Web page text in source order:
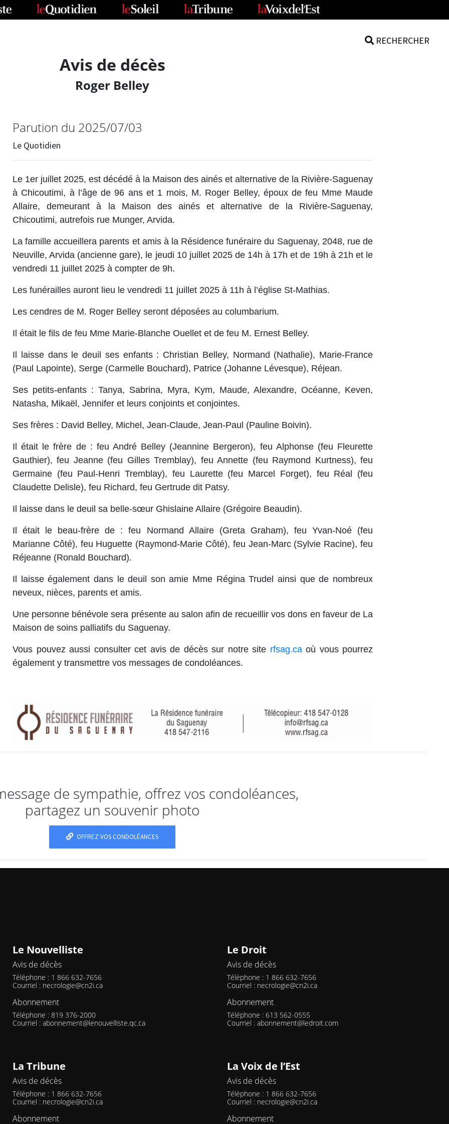
RECHERCHER
Avis de décès
Roger Belley
Parution du 2025/07/03
Le Quotidien
Le 1er juillet 2025, est décédé à la Maison des ainés et alternative de la Rivière-Saguenay
à Chicoutimi, à l’âge de 96 ans et 1 mois, M. Roger Belley, époux de feu Mme Maude
Allaire, demeurant à la Maison des ainés et alternative de la Rivière-Saguenay,
Chicoutimi, autrefois rue Munger, Arvida.
La famille accueillera parents et amis à la Résidence funéraire du Saguenay, 2048, rue de
Neuville, Arvida (ancienne gare), le jeudi 10 juillet 2025 de 14h à 17h et de 19h à 21h et le
vendredi 11 juillet 2025 à compter de 9h.
Les funérailles auront lieu le vendredi 11 juillet 2025 à 11h à l’église St-Mathias.
Les cendres de M. Roger Belley seront déposées au columbarium.
Il était le fils de feu Mme Marie-Blanche Ouellet et de feu M. Ernest Belley.
Il laisse dans le deuil ses enfants : Christian Belley, Normand (Nathalie), Marie-France
(Paul Lapointe), Serge (Carmelle Bouchard), Patrice (Johanne Lévesque), Réjean.
Ses petits-enfants : Tanya, Sabrina, Myra, Kym, Maude, Alexandre, Océanne, Keven,
Natasha, Mikaël, Jennifer et leurs conjoints et conjointes.
Ses frères : David Belley, Michel, Jean-Claude, Jean-Paul (Pauline Boivin).
Il était le frère de : feu André Belley (Jeannine Bergeron), feu Alphonse (feu Fleurette
Gauthier), feu Jeanne (feu Gilles Tremblay), feu Annette (feu Raymond Kurtness), feu
Germaine (feu Paul-Henri Tremblay), feu Laurette (feu Marcel Forget), feu Réal (feu
Claudette Delisle), feu Richard, feu Gertrude dit Patsy.
Il laisse dans le deuil sa belle-sœur Ghislaine Allaire (Grégoire Beaudin).
Il était le beau-frère de : feu Normand Allaire (Greta Graham), feu Yvan-Noé (feu
Marianne Côté), feu Huguette (Raymond-Marie Côté), feu Jean-Marc (Sylvie Racine), feu
Réjeanne (Ronald Bouchard).
Il laisse également dans le deuil son amie Mme Régina Trudel ainsi que de nombreux
neveux, nièces, parents et amis.
Une personne bénévole sera présente au salon afin de recueillir vos dons en faveur de La
Maison de soins palliatifs du Saguenay.
Vous pouvez aussi consulter cet avis de décès sur notre site rfsag.caoù vous pourrez
également y transmettre vos messages de condoléances.
de sympathie, offrez vos condoléances,
partagez un souvenir photo
OFFREZ VOS CONDOLÉANCES
Le Nouvelliste
Avis de décès
Téléphone : 1 866 632-7656
Courriel : necrologie@cn2i.ca
Abonnement
Téléphone : 819 376-2000
Courriel : abonnement@lenouvelliste.qc.ca
Le Droit
Avis de décès
Téléphone : 1 866 632-7656
Courriel : necrologie@cn2i.ca
Abonnement
Téléphone : 613 562-0555
Courriel : abonnement@ledroit.com
La Tribune
Avis de décès
Téléphone : 1 866 632-7656
Courriel : necrologie@cn2i.ca
Abonnement
La Voix de l’Est
Avis de décès
Téléphone : 1 866 632-7656
Courriel : necrologie@cn2i.ca
Abonnement